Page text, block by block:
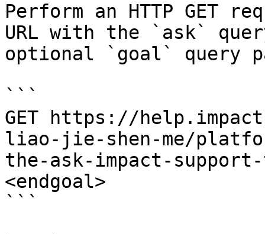
Perform an HTTP GET
URL with the `ask`
optional `goal` query
```
GET https://
liao-jie-shen-me/
the-ask-impact-support-
<endgoal>
```